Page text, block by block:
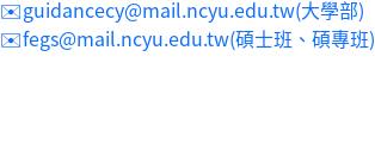
✉️guidancecy@mail.ncyu.edu.tw(大學部)
✉️fegs@mail.ncyu.edu.tw(碩士班、碩專班)